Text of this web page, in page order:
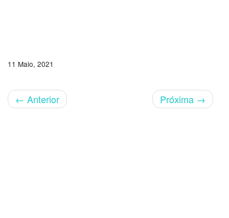
11 Maio, 2021
← Anterior Próxima →